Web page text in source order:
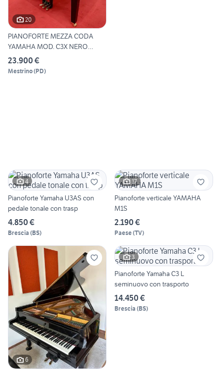
20
PIANOFORTE MEZZA CODA
YAMAHA MOD. C3X NERO
LUCIDO
23.900 €
Mestrino(PD)
4
Pianoforte Yamaha U3AS con
pedale tonale con trasp
4.850 €
Brescia (BS)
17
Pianoforte verticale YAMAHA
M1S
2.190 €
Paese(TV)
6
3
Pianoforte Yamaha C3 L
seminuovo con trasporto
14.450 €
Brescia (BS)